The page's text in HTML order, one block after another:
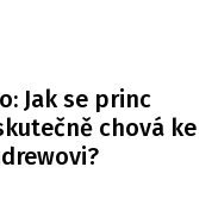
Jak se princ
chová ke